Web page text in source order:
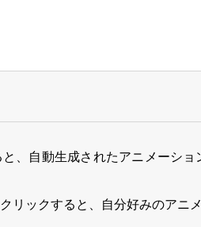
、自動生成されたアニメーシ
リックすると、自分好みのアニ